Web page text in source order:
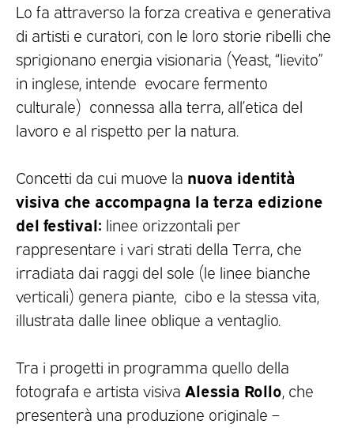
Lo fa attraverso la forza creativa e generativa
di artisti e curatori, con le loro storie ribelli che
sprigionano energia visionaria (Yeast, “lievito”
in inglese, intende evocare fermento
culturale) connessa alla terra, all’etica del
lavoro e al rispetto per la natura.
Concetti da cui muove la nuova identità
visiva che accompagna la terza edizione
del festival: linee orizzontali per
rappresentare i vari strati della Terra, che
irradiata dai raggi del sole (le linee bianche
verticali) genera piante, cibo e la stessa vita,
illustrata dalle linee oblique a ventaglio.
Tra i progetti in programma quello della
fotografa e artista visiva Alessia Rollo , che
presenterà una produzione originale –